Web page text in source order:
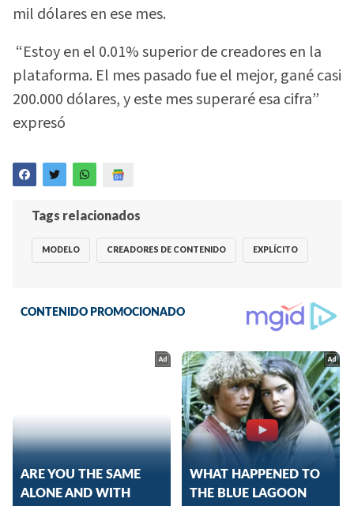
mil dólares en ese mes.
“Estoy en el 0.01% superior de creadores en la
plataforma. El mes pasado fue el mejor, gané casi
200.000 dólares, y este mes superaré esa cifra”
expresó
Tags relacionados
MODELO CREADORES DE CONTENIDO EXPLÍCITO